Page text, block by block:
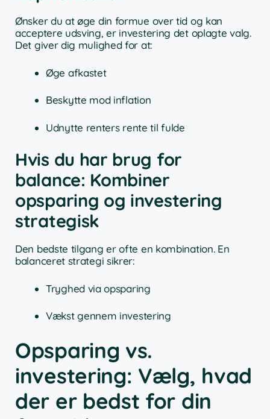
Ønsker du at øge din formue over tid og kan
acceptere udsving, er investering det oplagte valg.
Det giver dig mulighed for at:
Øge afkastet
Beskytte mod inflation
Udnytte renters rente til fulde
Hvis du har brug for
balance: Kombiner
opsparing og investering
strategisk
Den bedste tilgang er ofte en kombination. En
balanceret strategi sikrer:
Tryghed via opsparing
Vækst gennem investering
Opsparing vs.
investering: Vælg, hvad
der er bedst for din